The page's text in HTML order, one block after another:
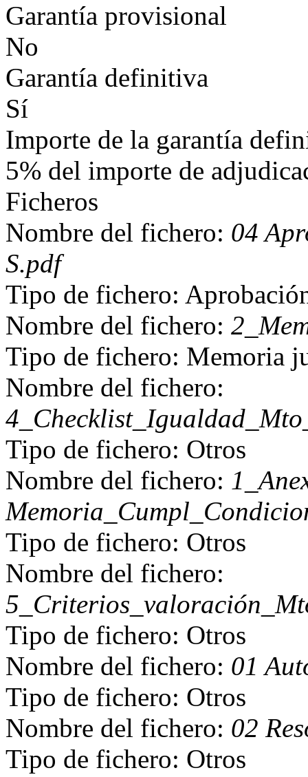
Garantía provisional
No
Garantía definitiva
Sí
Importe de la garantía
5% del importe de
Ficheros
Nombre del fichero: 04
S.pdf
Tipo de fichero:
Nombre del fichero:
Tipo de fichero: Memoria
Nombre del fichero:
Tipo de fichero: Otros
Nombre del fichero:
Tipo de fichero: Otros
Nombre del fichero:
Tipo de fichero: Otros
Nombre del fichero: 01
Tipo de fichero: Otros
Nombre del fichero: 02
Tipo de fichero: Otros